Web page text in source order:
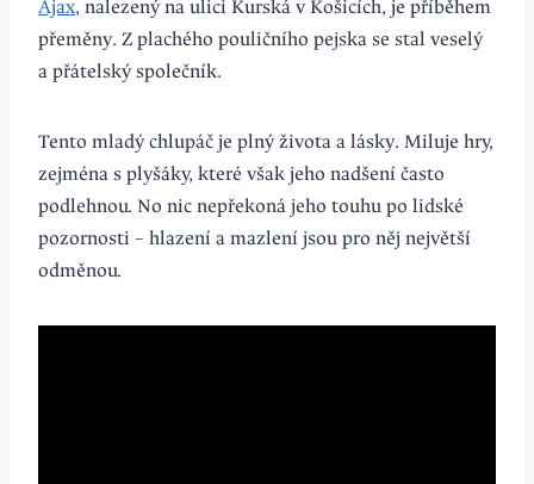
Ajax, nalezený na ulici Kurská v Košicích, je příběhem
přeměny. Z plachého pouličního pejska se stal veselý
a přátelský společník.
Tento mladý chlupáč je plný života a lásky. Miluje hry,
zejména s plyšáky, které však jeho nadšení často
podlehnou. No nic nepřekoná jeho touhu po lidské
pozornosti – hlazení a mazlení jsou pro něj největší
odměnou.